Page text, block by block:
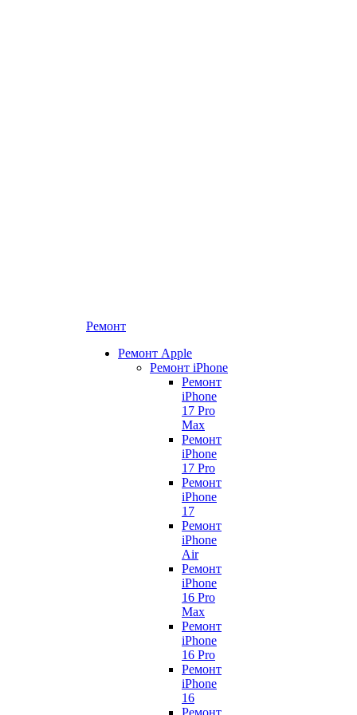
Ремонт
Ремонт Apple
Ремонт iPhone
Ремонт
iPhone
17 Pro
Max
Ремонт
iPhone
17 Pro
Ремонт
iPhone
17
Ремонт
iPhone
Air
Ремонт
iPhone
16 Pro
Max
Ремонт
iPhone
16 Pro
Ремонт
iPhone
16
Ремонт